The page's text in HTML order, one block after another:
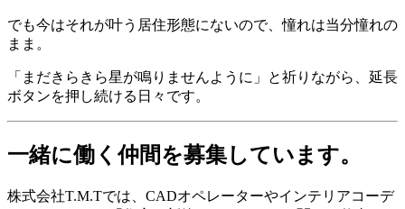
でも今はそれが叶う居住形態にないので、憧れは当分憧れの
まま。
「まだきらきら星が鳴りませんように」と祈りながら、延長
ボタンを押し続ける日々です。
一緒に働く仲間を募集しています。
株式会社T.M.Tでは、CADオペレーターやインテリアコーデ